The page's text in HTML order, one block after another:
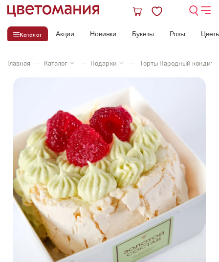
Каталог Акции Новинки Букеты Розы
Главная — Каталог — Подарки — Торты Народный